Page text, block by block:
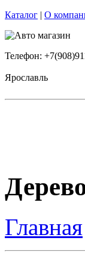
Каталог | О
Телефон:
Ярославль
Главная